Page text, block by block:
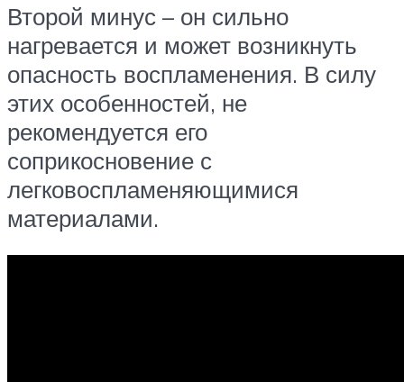
Второй минус – он сильно
нагревается и может возникнуть
опасность воспламенения. В силу
этих особенностей, не
рекомендуется его
соприкосновение с
легковоспламеняющимися
материалами.